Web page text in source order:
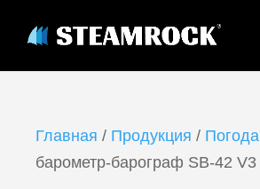
Главная / Продукция / Погода
барометр-барограф SB-42 V3